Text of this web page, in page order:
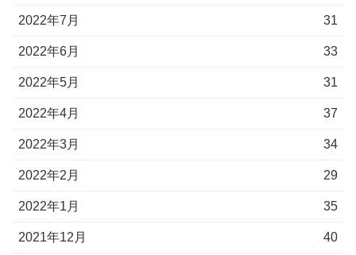
2022年7月 31
2022年6月 33
2022年5月 31
2022年4月 37
2022年3月 34
2022年2月 29
2022年1月 35
2021年12月 40